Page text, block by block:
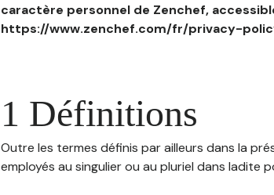
caractère personnel de Zenchef,
https://www.zenchef.com/fr/privacy-
1 Définitions
Outre les termes définis par ailleurs dans la
employés au singulier ou au pluriel dans ladite